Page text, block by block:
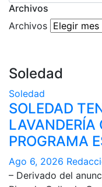
Archivos
Archivos
Soledad
Soledad
SOLEDAD
LAVANDERÍA
PROGRAMA
Ago 6, 2026
– Derivado del